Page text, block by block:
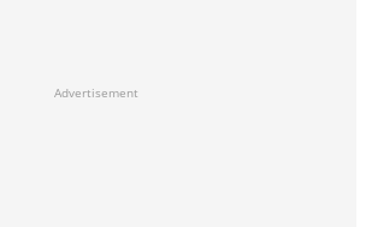
Advertisement